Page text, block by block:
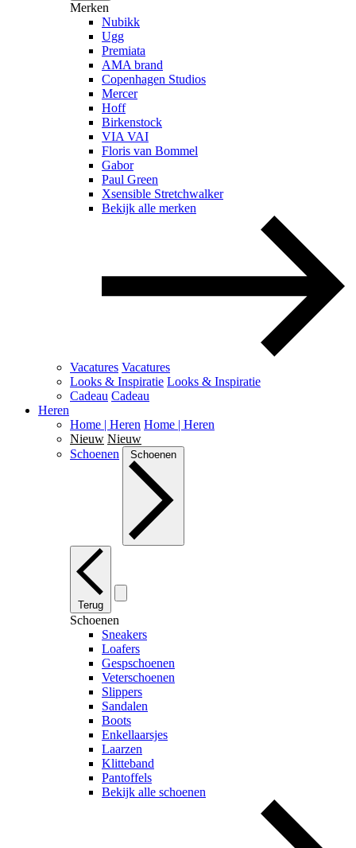
Merken
Nubikk
Ugg
Premiata
AMA brand
Copenhagen Studios
Mercer
Hoff
Birkenstock
VIA VAI
Floris van Bommel
Gabor
Paul Green
Xsensible Stretchwalker
Bekijk alle merken
Vacatures Vacatures
Looks & Inspiratie Looks & Inspiratie
Cadeau Cadeau
Heren
Home | Heren Home | Heren
Nieuw Nieuw
Schoenen
Schoenen
Terug
Schoenen
Sneakers
Loafers
Gespschoenen
Veterschoenen
Slippers
Sandalen
Boots
Enkellaarsjes
Laarzen
Klitteband
Pantoffels
Bekijk alle schoenen